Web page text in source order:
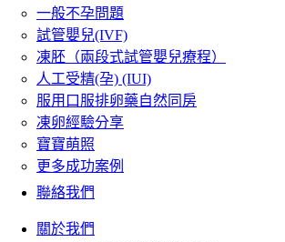
一般不孕問題
試管嬰兒(IVF)
凍胚（兩段式試管嬰兒療程）
人工受精(孕) (IUI)
服用口服排卵藥自然同房
凍卵經驗分享
寶寶萌照
更多成功案例
聯絡我們
關於我們